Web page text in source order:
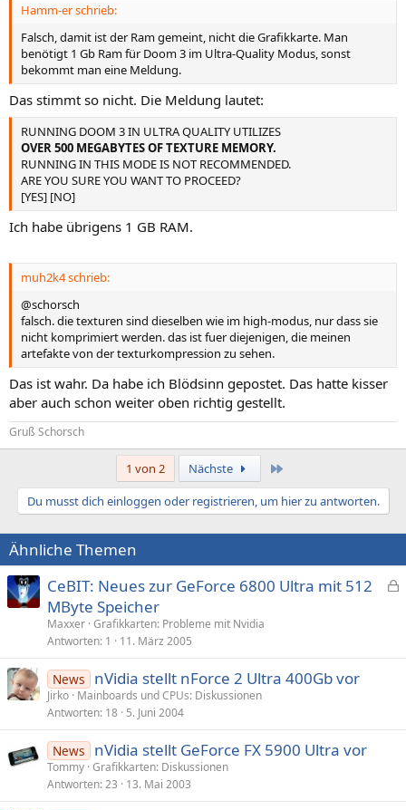
Hamm-er schrieb:
Falsch, damit ist der Ram gemeint, nicht die Grafikkarte. Man
benötigt 1 Gb Ram für Doom 3 im Ultra-Quality Modus, sonst
bekommt man eine Meldung.
Das stimmt so nicht. Die Meldung lautet:
RUNNING DOOM 3 IN ULTRA QUALITY UTILIZES
OVER 500 MEGABYTES OF TEXTURE MEMORY.
RUNNING IN THIS MODE IS NOT RECOMMENDED.
ARE YOU SURE YOU WANT TO PROCEED?
[YES] [NO]
Ich habe übrigens 1 GB RAM.
muh2k4 schrieb:
@schorsch
falsch. die texturen sind dieselben wie im high-modus, nur dass sie
nicht komprimiert werden. das ist fuer diejenigen, die meinen
artefakte von der texturkompression zu sehen.
Das ist wahr. Da habe ich Blödsinn gepostet. Das hatte kisser
aber auch schon weiter oben richtig gestellt.
Gruß Schorsch
1 von 2 Nächste
Du musst dich einloggen oder registrieren, um hier zu antworten.
Ähnliche Themen
e
CeBIT: Neues zur GeForce 6800 Ultra mit 512
MByte Speicher
Maxxer Grafikkarten: Probleme mit Nvidia
Antworten 1 11. März 2005
News nVidia stellt nForce 2 Ultra 400Gb vor
Jirko Mainboards und CPUs: Diskussionen
Antworten 18 5. Juni 2004
News nVidia stellt GeForce FX 5900 Ultra vor
Tommy Grafikkarten: Diskussionen
Antworten 23 13. Mai 2003